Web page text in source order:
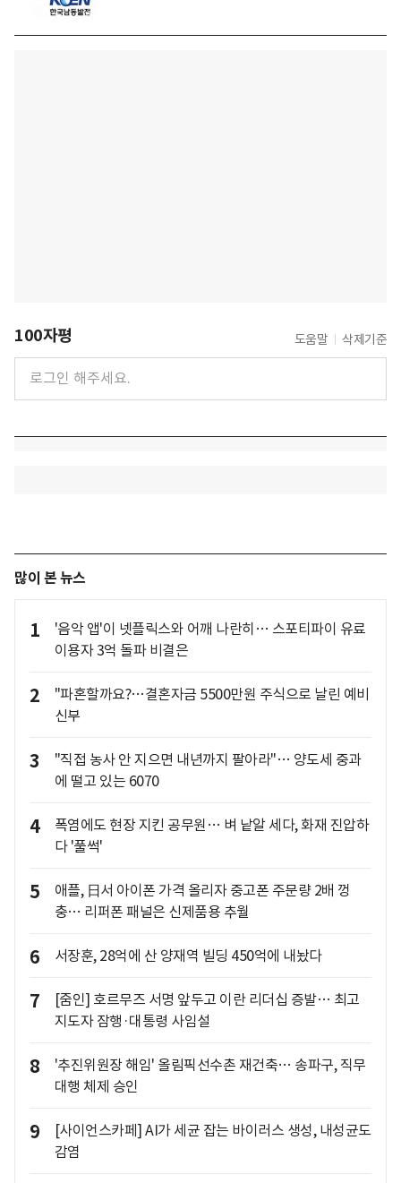
100자평 도움말 삭제기준
많이 본 뉴스
1
'음악 앱'이 넷플릭스와 어깨 나란히… 스포티파이 유료
이용자 3억 돌파 비결은
2
"파혼할까요?…결혼자금 5500만원 주식으로 날린 예비
신부
3
"직접 농사 안 지으면 내년까지 팔아라"… 양도세 중과
에 떨고 있는 6070
4
폭염에도 현장 지킨 공무원… 벼 낱알 세다, 화재 진압하
다 '풀썩'
5
애플, 日서 아이폰 가격 올리자 중고폰 주문량 2배 껑
충… 리퍼폰 패널은 신제품용 추월
6 서장훈, 28억에 산 양재역 빌딩 450억에 내놨다
7
[줌인] 호르무즈 서명 앞두고 이란 리더십 증발… 최고
지도자 잠행·대통령 사임설
8
'추진위원장 해임' 올림픽선수촌 재건축… 송파구, 직무
대행 체제 승인
9
[사이언스카페] AI가 세균 잡는 바이러스 생성, 내성균도
감염